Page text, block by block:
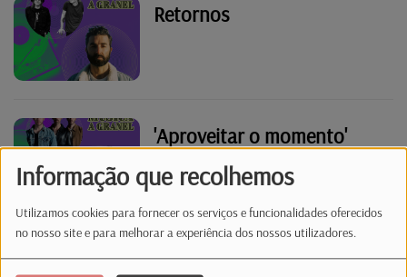
Informação que recolhemos
Utilizamos cookies para fornecer os serviços e funcionalidades oferecidos
no nosso site e para melhorar a experiência dos nossos utilizadores.
Retornos
'Aproveitar o momento'
Raízes